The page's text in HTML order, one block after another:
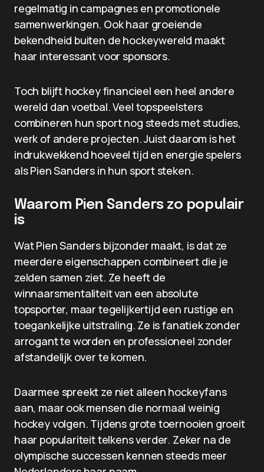
regelmatig in campagnes en promotionele
samenwerkingen. Ook haar groeiende
bekendheid buiten de hockeywereld maakt
haar interessant voor sponsors.
Toch blijft hockey financieel een heel andere
wereld dan voetbal. Veel topspeelsters
combineren hun sport nog steeds met studies,
werk of andere projecten. Juist daarom is het
indrukwekkend hoeveel tijd en energie spelers
als Pien Sanders in hun sport steken.
Waarom Pien Sanders zo populair
is
Wat Pien Sanders bijzonder maakt, is dat ze
meerdere eigenschappen combineert die je
zelden samen ziet. Ze heeft de
winnaarsmentaliteit van een absolute
topsporter, maar tegelijkertijd een rustige en
toegankelijke uitstraling. Ze is fanatiek zonder
arrogant te worden en professioneel zonder
afstandelijk over te komen.
Daarmee spreekt ze niet alleen hockeyfans
aan, maar ook mensen die normaal weinig
hockey volgen. Tijdens grote toernooien groeit
haar populariteit telkens verder. Zeker na de
olympische successen kennen steeds meer